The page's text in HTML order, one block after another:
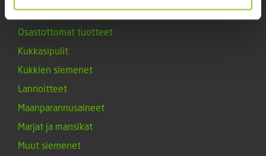
Tuoteryhmät
Osastottomat tuotteet
Kukkasipulit
Kukkien siemenet
Lannoitteet
Maanparannusaineet
Marjat ja mansikat
Muut siemenet